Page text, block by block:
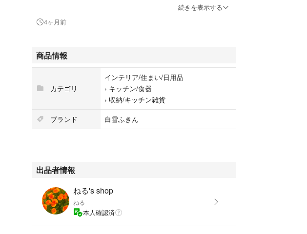
#インテリア/住まい/日用品
続きを表示する
4ヶ月前
商品情報
カテゴリ
インテリア/住まい/日用品
› キッチン/食器
› 収納/キッチン雑貨
ブランド
白雪ふきん
出品者情報
ねる's shop
ねる
本人確認済